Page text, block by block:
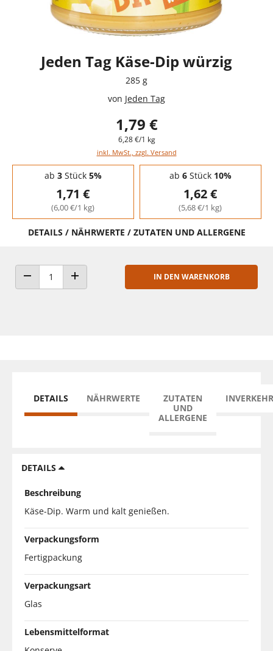
Jeden Tag Käse-Dip würzig
285 g
von Jeden Tag
1,79 €
6,28 €/1 kg
inkl. MwSt., zzgl. Versand
Staffelpreise - Mengenrabatt
ab 3Stück 5%
1,71 €
(6,00 €/1 kg)
ab 6Stück 10%
1,62 €
(5,68 €/1 kg)
DETAILS / NÄHRWERTE / ZUTATEN UND ALLERGENE
ANZAHL VERRINGERNANZAHL ERHÖHEN
IN DEN WARENKORB
DETAILS NÄHRWERTE
ZUTATEN
UND
ALLERGENE
DETAILS
Beschreibung
Käse-Dip. Warm und kalt genießen.
Verpackungsform
Fertigpackung
Verpackungsart
Glas
Lebensmittelformat